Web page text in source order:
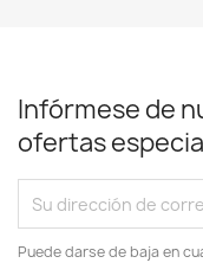
Infórmese de
ofertas
Puede darse de baja en